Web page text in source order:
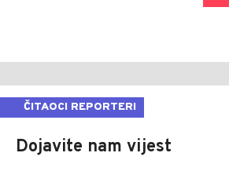
ČITAOCI REPORTERI
Dojavite nam vijest